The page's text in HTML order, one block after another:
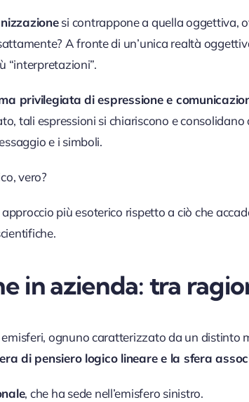
si contrappone a quella oggettiva,
A fronte di un’unica realtà
“interpretazioni”.
privilegiata di espressione e
tali espressioni si chiariscono e
e i simboli.
vero?
più esoterico rispetto a ciò che
in azienda: tra
ognuno caratterizzato da un distinto
di pensiero logico lineare e la sfera
, che ha sede nell’emisfero sinistro.